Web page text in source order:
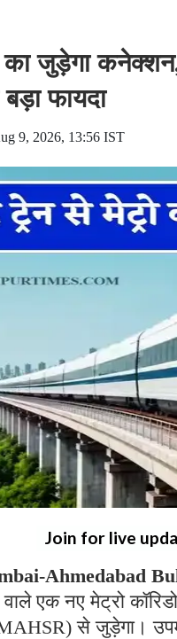
जुड़ेगा कनेक्शन,
बड़ा फायदा
9, 2026, 13:56 IST
Join for live
Ahmedabad
एक नए मेट्रो
से जुड़ेगा।